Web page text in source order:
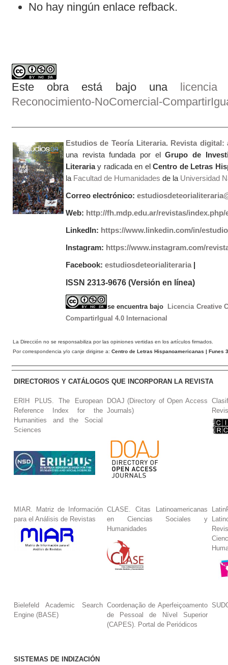
No hay ningún enlace refback.
Este obra está bajo una licencia
Reconocimiento-NoComercial-
Estudios de Teoría Literaria. Revista
una revista fundada por elGrupo de
Literariay radicada en elCentro de Letras
la Facultad de Humanidades de laUniversidad
Correo electrónico:
Web: http://fh.mdp.edu.ar/revistas/index.php/
LinkedIn: https://www.linkedin.com/in/
Instagram: https://www.instagram.com/
Facebook: estudiosdeteorialiteraria|
ISSN 2313-9676 (Versión en línea)
se encuentra bajo
Licencia Creative
CompartirIgual 4.0 Internacional
La Dirección no se responsabiliza por las opiniones vertidas en los artículos firmados.
Por correspondencia y/o canje dirigirse a: Centro de Letras Hispanoamericanas | Funes
DIRECTORIOS Y CATÁLOGOS QUE INCORPORAN LA REVISTA
ERIH PLUS. The European
Reference Index for the
Humanities and the Social
Sciences
DOAJ (Directory of Open Access
Journals)
MIAR. Matriz de Información
para el Análisis de Revistas
CLASE. Citas Latinoamericanas
en Ciencias Sociales y
Humanidades
Bielefeld Academic Search
Engine (BASE)
Coordenação de Aperfeiçoamento
de Pessoal de Nível Superior
(CAPES). Portal de Periódicos
SISTEMAS DE INDIZACIÓN